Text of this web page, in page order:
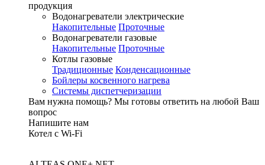
продукция
Водонагреватели электрические
Накопительные Проточные
Водонагреватели газовые
Накопительные Проточные
Котлы газовые
Традиционные Конденсационные
Бойлеры косвенного нагрева
Системы диспетчеризации
Вам нужна помощь? Мы готовы ответить на любой Ваш
вопрос
Напишите нам
Котел с Wi-Fi